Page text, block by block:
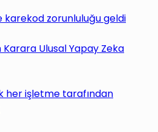
karekod zorunluluğu geldi
Karara Ulusal Yapay Zeka
her işletme tarafından